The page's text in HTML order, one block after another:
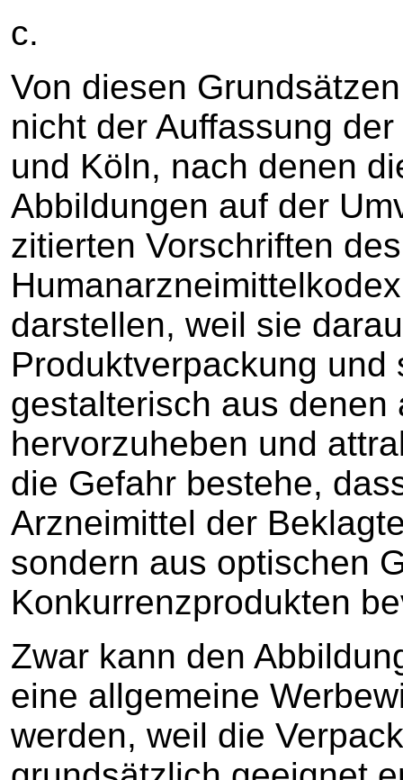
c.
Von diesen
nicht der Auffassung
und Köln, nach denen
Abbildungen auf der
zitierten Vorschriften
darstellen, weil sie
Produktverpackung und
gestalterisch aus denen
hervorzuheben und
die Gefahr bestehe,
Arzneimittel der
sondern aus optischen
Konkurrenzprodukten
Zwar kann den
eine allgemeine
werden, weil die